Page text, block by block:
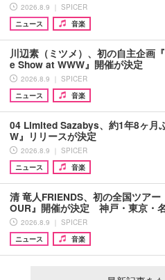
2026.8.9 ｜ SPICER
ニュース
音楽
川辺素（ミツメ）、初の自主企画
e Show at WWW』開催が決定
2026.8.9 ｜ SPICER
ニュース
音楽
04 Limited Sazabys、約1年8ヶ月
W』リリースが決定
2026.8.9 ｜ SPICER
ニュース
音楽
清 竜人FRIENDS、初の全国ツア
OUR』開催が決定 神戸・東京・
2026.8.9 ｜ SPICER
ニュース
音楽